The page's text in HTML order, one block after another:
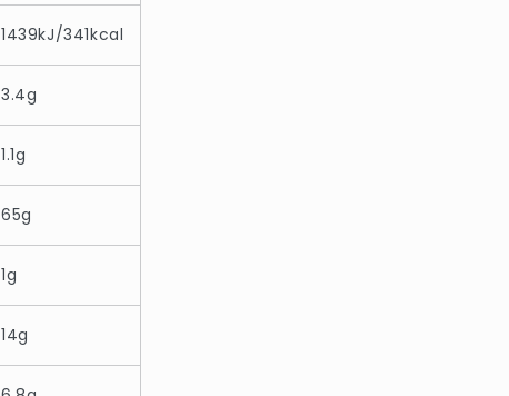
1439kJ/341kcal
3.4g
1.1g
65g
1g
14g